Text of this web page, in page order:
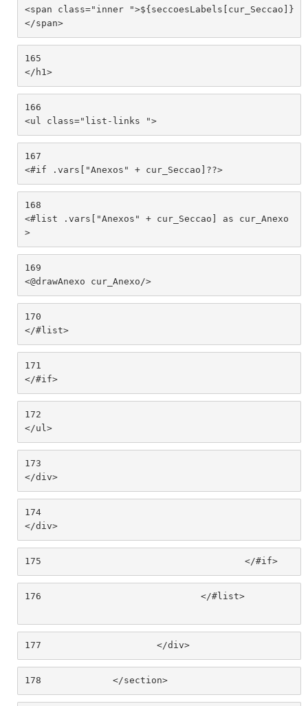
<span class="inner ">${seccoesLabels[cur_Seccao]}
</span>
165
</h1>
166
<ul class="list-links ">
167
<#if .vars["Anexos" + cur_Seccao]??>
168
<#list .vars["Anexos" + cur_Seccao] as cur_Anexo
>
169
<@drawAnexo cur_Anexo/>
170
</#list>
171
</#if>
172
</ul>
173
</div>
174
</div>
175
					</#if>
176
177
			</div>
178